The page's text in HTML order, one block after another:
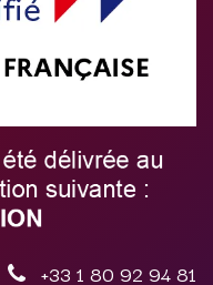
+33 1 80 92 94 81